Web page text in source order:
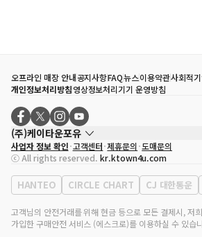
오프라인 매장 안내공지사항FAQ뉴스이용약관사회적
개인정보처리방침영상정보처리기기 운영방침
(주)케이타운포유
대표자
송효민
사업자등록번호
120-87-71116
통신판매업 신고번호 제2011-서울강남-02223
대표전화
02-552-9855
사업자 정보 확인 고객센터 제휴문의 도매문의
ⓒ All rights reserved. kr.ktown4u.com
HANTEO CIRCLE CHART CJ 대한통운
고객님의 안전거래를 위해 현금 등으로 모든 결제시, 저
가입한 구매안전 서비스 (에스크로)를 이용하실 수 있습